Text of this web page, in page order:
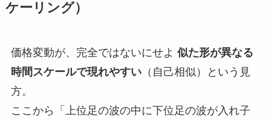
ケーリング）
価格変動が、完全ではないにせよ 似た形が異なる
時間スケールで現れやすい（自己相似）という見
方。
ここから「上位足の波の中に下位足の波が入れ子